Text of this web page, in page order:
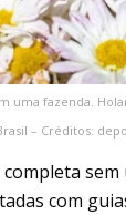
uma fazenda.
– Créditos:
com